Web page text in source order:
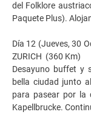
del Folklore
Paquete Plus).
Día 12 (Jueves,
ZURICH (360 Km)
Desayuno buffet y
bella ciudad junto
para pasear por la
Kapellbrucke.